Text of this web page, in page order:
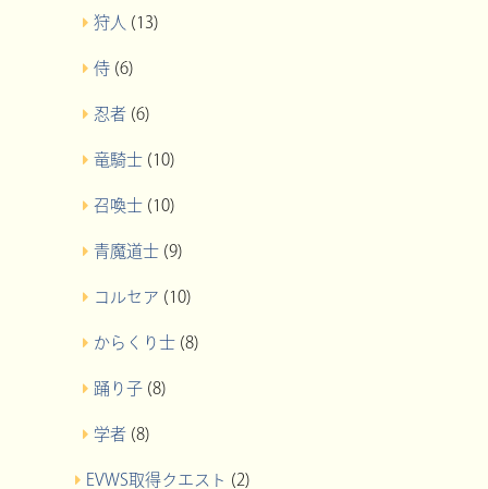
狩人 (13)
侍 (6)
忍者 (6)
竜騎士 (10)
召喚士 (10)
青魔道士 (9)
コルセア (10)
からくり士 (8)
踊り子 (8)
学者 (8)
EVWS取得クエスト (2)